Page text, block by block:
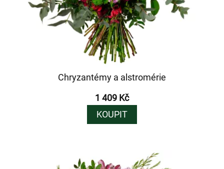
Chryzantémy a alstromérie
1 409 Kč
KOUPIT